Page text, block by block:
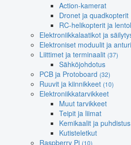
Action-kamerat
Dronet ja quadkopterit
RC-helikopterit ja
Elektroniikkalaatikot ja
Elektroniset moduulit ja
Liittimet ja terminaalit (37)
Sähköjohdotus
PCB ja Protoboard (32)
Ruuvit ja kiinnikkeet (10)
Elektroniikkatarvikkeet
Muut tarvikkeet
Teipit ja liimat
Kemikaalit ja puhdistus
Kutisteletkut
Raspberry Pi (10)